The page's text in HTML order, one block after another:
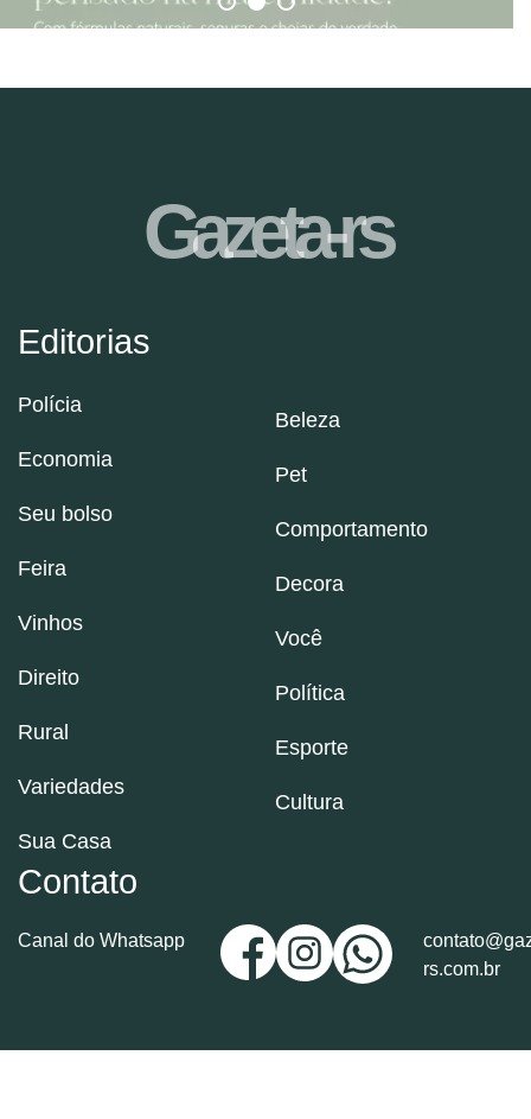
Editorias
Polícia
Economia
Seu bolso
Feira
Vinhos
Direito
Rural
Variedades
Sua Casa
Beleza
Pet
Comportamento
Decora
Você
Política
Esporte
Cultura
Contato
Canal do Whatsapp
rs.com.br
Gazeta-rs